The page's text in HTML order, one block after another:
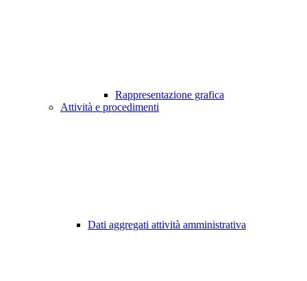
Rappresentazione grafica
Attività e procedimenti
Dati aggregati attività amministrativa